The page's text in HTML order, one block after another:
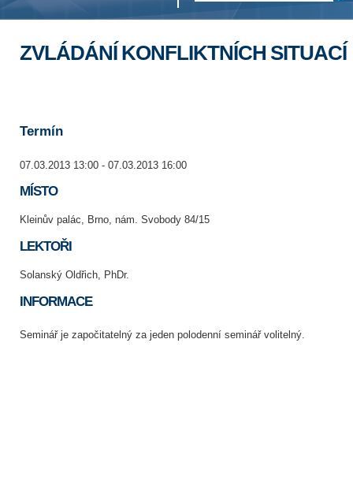
ZVLÁDÁNÍ KONFLIKTNÍCH SITUACÍ
Termín
07.03.2013 13:00 - 07.03.2013 16:00
MÍSTO
Kleinův palác, Brno, nám. Svobody 84/15
LEKTOŘI
Solanský Oldřich, PhDr.
INFORMACE
Seminář je započitatelný za jeden polodenní seminář volitelný.